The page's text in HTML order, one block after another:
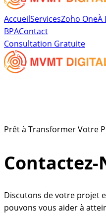
AccueilServicesZoho OneÀ
BPAContact
Consultation Gratuite
Prêt à Transformer Votre
Contactez-
Discutons de votre projet
pouvons vous aider à